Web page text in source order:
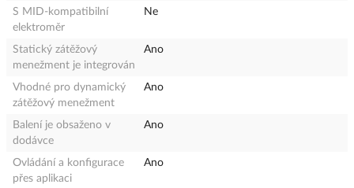
S MID-kompatibilní
elektroměr
Ne
Statický zátěžový
menežment je integrován
Ano
Vhodné pro dynamický
zátěžový menežment
Ano
Balení je obsaženo v
dodávce
Ano
Ovládání a konfigurace
přes aplikaci
Ano